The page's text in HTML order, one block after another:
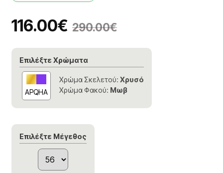
116.00€ 290.00€
Επιλέξτε Χρώματα
APQHA
Χρώμα Σκελετού:Χρυσό
Χρώμα Φακού: Μωβ
Επιλέξτε Μέγεθος